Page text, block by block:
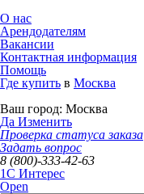
О нас
Арендодателям
Вакансии
Контактная информация
Помощь
Где купить в Москва
Ваш город: Москва
Да Изменить
Проверка статуса заказа
Задать вопрос
8 (800)-333-42-63
1C Интерес
Open